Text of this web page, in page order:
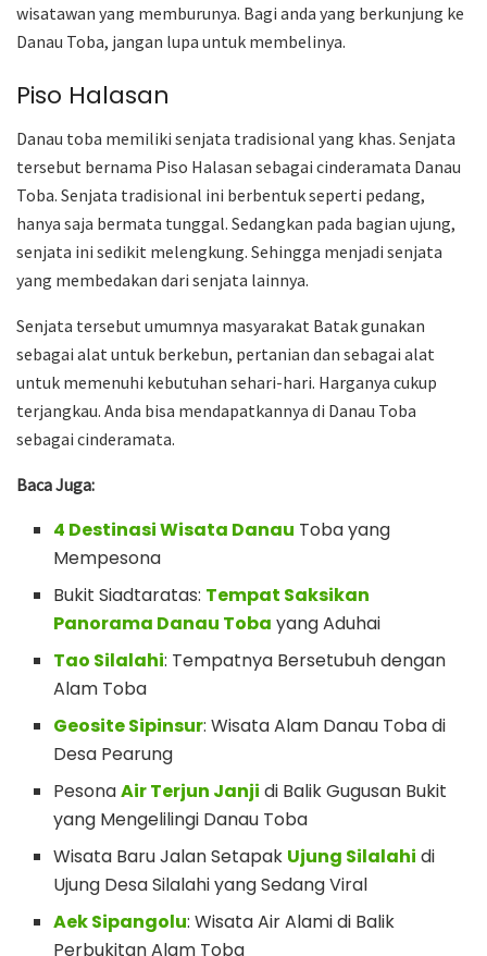
wisatawan yang memburunya. Bagi anda yang berkunjung ke
Danau Toba, jangan lupa untuk membelinya.
Piso Halasan
Danau toba memiliki senjata tradisional yang khas. Senjata
tersebut bernama Piso Halasan sebagai cinderamata Danau
Toba. Senjata tradisional ini berbentuk seperti pedang,
hanya saja bermata tunggal. Sedangkan pada bagian ujung,
senjata ini sedikit melengkung. Sehingga menjadi senjata
yang membedakan dari senjata lainnya.
Senjata tersebut umumnya masyarakat Batak gunakan
sebagai alat untuk berkebun, pertanian dan sebagai alat
untuk memenuhi kebutuhan sehari-hari. Harganya cukup
terjangkau. Anda bisa mendapatkannya di Danau Toba
sebagai cinderamata.
Baca Juga:
4 Destinasi Wisata Danau Toba yang
Mempesona
Bukit Siadtaratas: Tempat Saksikan
Panorama Danau Toba yang Aduhai
Tao Silalahi: Tempatnya Bersetubuh dengan
Alam Toba
Geosite Sipinsur: Wisata Alam Danau Toba di
Desa Pearung
PesonaAir Terjun Janji di Balik Gugusan Bukit
yang Mengelilingi Danau Toba
Wisata Baru Jalan Setapak Ujung Silalahi di
Ujung Desa Silalahi yang Sedang Viral
Aek Sipangolu: Wisata Air Alami di Balik
Perbukitan Alam Toba